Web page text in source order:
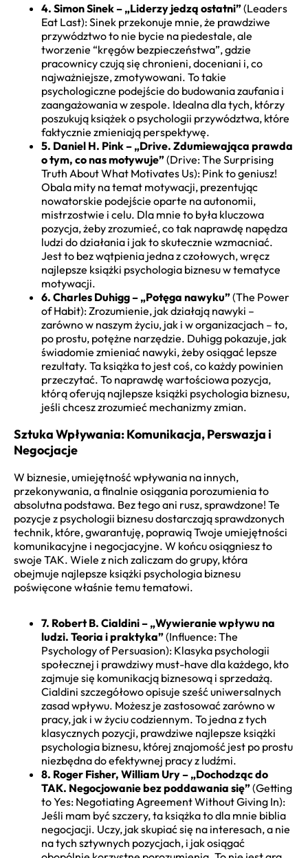
4. Simon Sinek – „Liderzy jedzą ostatni”(Leaders
Eat Last): Sinek przekonuje mnie, że prawdziwe
przywództwo to nie bycie na piedestale, ale
tworzenie “kręgów bezpieczeństwa”, gdzie
pracownicy czują się chronieni, doceniani i, co
najważniejsze, zmotywowani. To takie
psychologiczne podejście do budowania zaufania i
zaangażowania w zespole. Idealna dla tych, którzy
poszukują książek o psychologii przywództwa, które
faktycznie zmieniają perspektywę.
5. Daniel H. Pink – „Drive. Zdumiewająca prawda
o tym, co nas motywuje”(Drive: The Surprising
Truth About What Motivates Us): Pink to geniusz!
Obala mity na temat motywacji, prezentując
nowatorskie podejście oparte na autonomii,
mistrzostwie i celu. Dla mnie to była kluczowa
pozycja, żeby zrozumieć, co tak naprawdę napędza
ludzi do działania i jak to skutecznie wzmacniać.
Jest to bez wątpienia jedna z czołowych, wręcz
najlepsze książki psychologia biznesu w tematyce
motywacji.
6. Charles Duhigg – „Potęga nawyku”(The Power
of Habit): Zrozumienie, jak działają nawyki –
zarówno w naszym życiu, jak i w organizacjach – to,
po prostu, potężne narzędzie. Duhigg pokazuje, jak
świadomie zmieniać nawyki, żeby osiągać lepsze
rezultaty. Ta książka to jest coś, co każdy powinien
przeczytać. To naprawdę wartościowa pozycja,
którą oferują najlepsze książki psychologia biznesu,
jeśli chcesz zrozumieć mechanizmy zmian.
Sztuka Wpływania: Komunikacja, Perswazja i
Negocjacje
W biznesie, umiejętność wpływania na innych,
przekonywania, a finalnie osiągania porozumienia to
absolutna podstawa. Bez tego ani rusz, sprawdzone! Te
pozycje z psychologii biznesu dostarczają sprawdzonych
technik, które, gwarantuję, poprawią Twoje umiejętności
komunikacyjne i negocjacyjne. W końcu osiągniesz to
swoje TAK. Wiele z nich zaliczam do grupy, która
obejmuje najlepsze książki psychologia biznesu
poświęcone właśnie temu tematowi.
7. Robert B. Cialdini – „Wywieranie wpływu na
ludzi. Teoria i praktyka”(Influence: The
Psychology of Persuasion): Klasyka psychologii
społecznej i prawdziwy must-have dla każdego, kto
zajmuje się komunikacją biznesową i sprzedażą.
Cialdini szczegółowo opisuje sześć uniwersalnych
zasad wpływu. Możesz je zastosować zarówno w
pracy, jak i w życiu codziennym. To jedna z tych
klasycznych pozycji, prawdziwe najlepsze książki
psychologia biznesu, której znajomość jest po prostu
niezbędna do efektywnej pracy z ludźmi.
8. Roger Fisher, William Ury – „Dochodząc do
TAK. Negocjowanie bez poddawania się”(Getting
to Yes: Negotiating Agreement Without Giving In):
Jeśli mam być szczery, ta książka to dla mnie biblia
negocjacji. Uczy, jak skupiać się na interesach, a nie
na tych sztywnych pozycjach, i jak osiągać